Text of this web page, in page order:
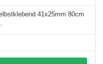
41x25mm 80cm